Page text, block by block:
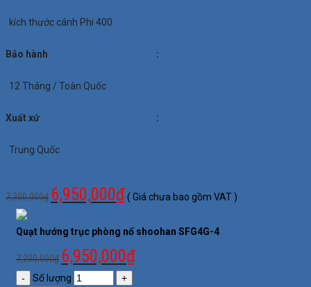
kích thước cánh Phi 400
Bảo hành :
12 Tháng / Toàn Quốc
Xuất xứ :
Trung Quốc
7,200,000₫ 6,950,000₫( Giá chưa bao gồm VAT )
Quạt hướng trục phòng nổ shoohan SFG4G-4
7,200,000₫ 6,950,000₫
Số lượng